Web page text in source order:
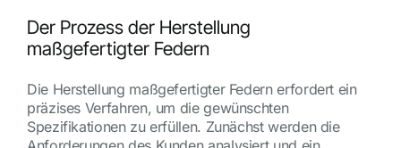
Der Prozess der Herstellung
maßgefertigter Federn
Die Herstellung maßgefertigter Federn erfordert ein
präzises Verfahren, um die gewünschten
Spezifikationen zu erfüllen. Zunächst werden die